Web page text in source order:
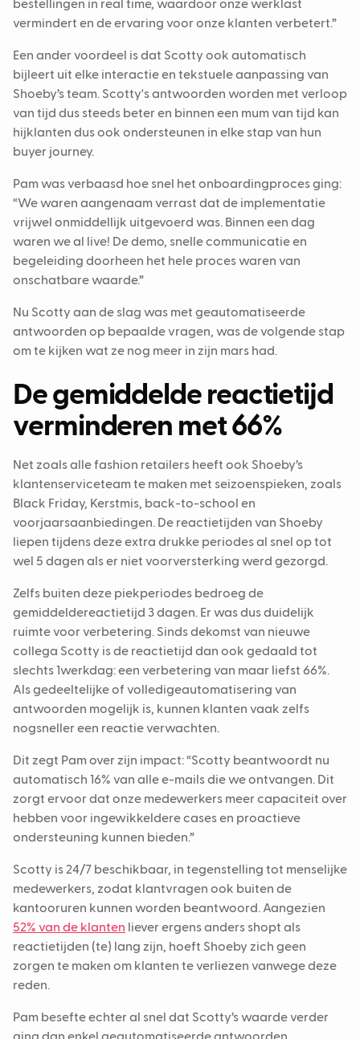
bestellingen in real time, waardoor onze werklast
vermindert en de ervaring voor onze klanten verbetert.”
Een ander voordeel is dat Scotty ook automatisch
bijleert uit elke interactie en tekstuele aanpassing van
Shoeby’s team. Scotty's antwoorden worden met verloop
van tijd dus steeds beter en binnen een mum van tijd kan
hijklanten dus ook ondersteunen in elke stap van hun
buyer journey.
Pam was verbaasd hoe snel het onboardingproces ging:
“We waren aangenaam verrast dat de implementatie
vrijwel onmiddellijk uitgevoerd was. Binnen een dag
waren we al live! De demo, snelle communicatie en
begeleiding doorheen het hele proces waren van
onschatbare waarde.”
Nu Scotty aan de slag was met geautomatiseerde
antwoorden op bepaalde vragen, was de volgende stap
om te kijken wat ze nog meer in zijn mars had.
De gemiddelde reactietijd
verminderen met 66%
Net zoals alle fashion retailers heeft ook Shoeby’s
klantenserviceteam te maken met seizoenspieken, zoals
Black Friday, Kerstmis, back-to-school en
voorjaarsaanbiedingen. De reactietijden van Shoeby
liepen tijdens deze extra drukke periodes al snel op tot
wel 5 dagen als er niet voorversterking werd gezorgd.
Zelfs buiten deze piekperiodes bedroeg de
gemiddeldereactietijd 3 dagen. Er was dus duidelijk
ruimte voor verbetering. Sinds dekomst van nieuwe
collega Scotty is de reactietijd dan ook gedaald tot
slechts 1werkdag: een verbetering van maar liefst 66%.
Als gedeeltelijke of volledigeautomatisering van
antwoorden mogelijk is, kunnen klanten vaak zelfs
nogsneller een reactie verwachten.
Dit zegt Pam over zijn impact: “Scotty beantwoordt nu
automatisch 16% van alle e-mails die we ontvangen. Dit
zorgt ervoor dat onze medewerkers meer capaciteit over
hebben voor ingewikkeldere cases en proactieve
ondersteuning kunnen bieden.”
Scotty is 24/7 beschikbaar, in tegenstelling tot menselijke
medewerkers, zodat klantvragen ook buiten de
kantooruren kunnen worden beantwoord. Aangezien
52% van de klanten liever ergens anders shopt als
reactietijden (te) lang zijn, hoeft Shoeby zich geen
zorgen te maken om klanten te verliezen vanwege deze
reden.
Pam besefte echter al snel dat Scotty’s waarde verder